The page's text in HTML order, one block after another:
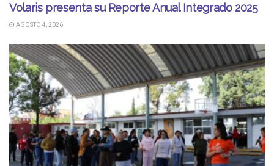
Volaris presenta su Reporte Anual Integrado 2025
AGOSTO 4, 2026